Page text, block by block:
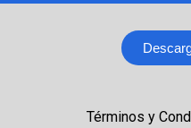
Términos y